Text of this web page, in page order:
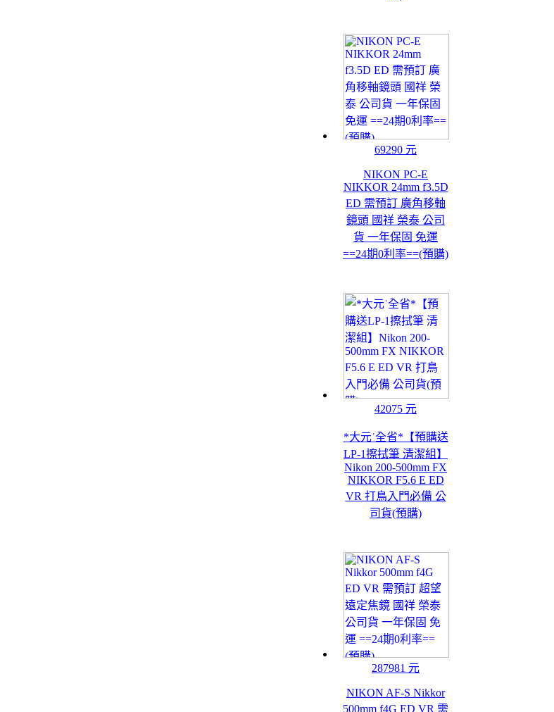
69290 元
NIKON PC-E
NIKKOR 24mm f3.5D
ED 需預訂 廣角移軸
鏡頭 國祥 榮泰 公司
貨 一年保固 免運
==24期0利率==(預購)
42075 元
*大元˙全省*【預購送
LP-1擦拭筆 清潔組】
Nikon 200-500mm FX
NIKKOR F5.6 E ED
VR 打鳥入門必備 公
司貨(預購)
287981 元
NIKON AF-S Nikkor
500mm f4G ED VR 需